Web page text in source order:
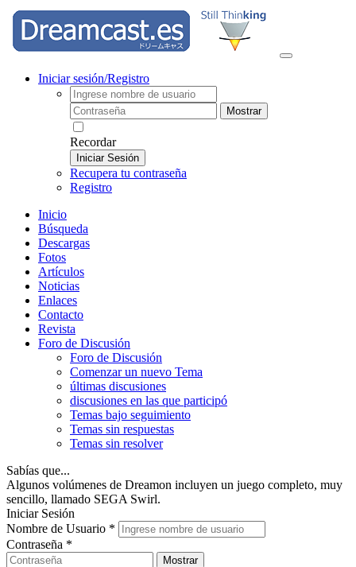
Iniciar sesión/Registro
Mostrar
Recordar
Iniciar Sesión
Recupera tu contraseña
Registro
Inicio
Búsqueda
Descargas
Fotos
Artículos
Noticias
Enlaces
Contacto
Revista
Foro de Discusión
Foro de Discusión
Comenzar un nuevo Tema
últimas discusiones
discusiones en las que participó
Temas bajo seguimiento
Temas sin respuestas
Temas sin resolver
Sabías que...
Algunos volúmenes de Dreamon incluyen un juego completo, muy
sencillo, llamado SEGA Swirl.
Iniciar Sesión
Nombre de Usuario *
Contraseña *
Mostrar